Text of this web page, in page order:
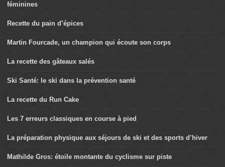
féminines
Recette du pain d’épices
Martin Fourcade, un champion qui écoute son corps
La recette des gâteaux salés
Ski Santé: le ski dans la prévention santé
La recette du Run Cake
Les 7 erreurs classiques en course à pied
La préparation physique aux séjours de ski et des sports d’hiver
Mathilde Gros: étoile montante du cyclisme sur piste